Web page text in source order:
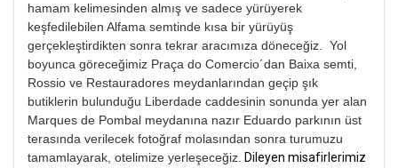
hamam kelimesinden almış ve sadece yürüyerek
keşfedilebilen Alfama semtinde kısa bir yürüyüş
gerçekleştirdikten sonra tekrar aracımıza döneceğiz. Yol
boyunca göreceğimiz Praça do Comercio´dan Baixa semti,
Rossio ve Restauradores meydanlarından geçip şık
butiklerin bulunduğu Liberdade caddesinin sonunda yer alan
Marques de Pombal meydanına nazır Eduardo parkının üst
terasında verilecek fotoğraf molasından sonra turumuzu
tamamlayarak, otelimize yerleşeceğiz. Dileyen misafirlerimiz